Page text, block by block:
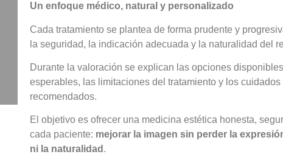
Un enfoque médico, natural y personalizado
Cada tratamiento se plantea de forma prudente y
la seguridad, la indicación adecuada y la naturalidad del
Durante la valoración se explican las opciones
esperables, las limitaciones del tratamiento y los cuidados
recomendados.
El objetivo es ofrecer una medicina estética honesta,
cada paciente: mejorar la imagen sin perder la
ni la naturalidad .